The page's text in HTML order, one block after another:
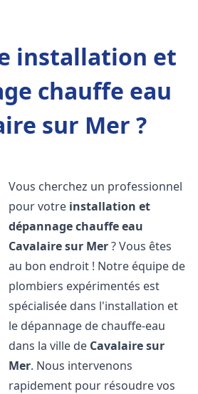
installation et
chauffe eau
sur Mer ?
Vous cherchez un professionnel
pour votre installation et
dépannage chauffe eau
Cavalaire sur Mer? Vous êtes
au bon endroit ! Notre équipe de
plombiers expérimentés est
spécialisée dans l'installation et
le dépannage de chauffe-eau
dans la ville de Cavalaire sur
Mer. Nous intervenons
rapidement pour résoudre vos